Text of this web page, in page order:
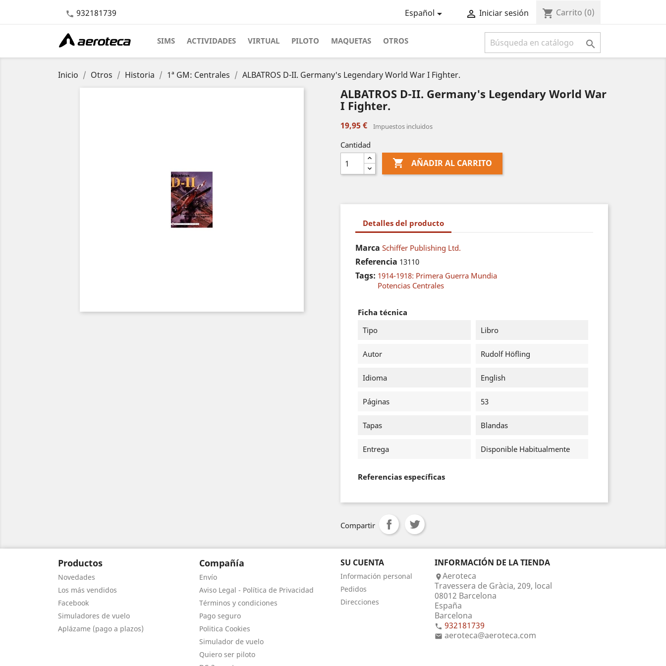
 932181739 Español  Iniciar sesión shopping_cart Carrito (0)
SIMS ACTIVIDADES VIRTUAL PILOTO MAQUETAS OTROS 
Inicio Otros Historia 1ª GM: Centrales ALBATROS D-II. Germany's Legendary World War I Fighter.
ALBATROS D-II. Germany's Legendary World War
I Fighter.
19,95 € Impuestos incluidos
Cantidad
 AÑADIR AL CARRITO
Detalles del producto
Marca Schiffer Publishing Ltd.
Referencia 13110
Tags: 1914-1918: Primera Guerra Mundia
Potencias Centrales
Ficha técnica
Tipo
Libro
Autor Rudolf Höfling
Idioma English
Páginas 53
Tapas Blandas
Entrega Disponible Habitualmente
Referencias específicas
Compartir
Productos
Novedades
Los más vendidos
Facebook
Simuladores de vuelo
Aplázame (pago a plazos)
Compañía
Envío
Aviso Legal - Política de Privacidad
Términos y condiciones
Pago seguro
Politica Cookies
Simulador de vuelo
Quiero ser piloto
SU CUENTA
Información personal
Pedidos
Direcciones
INFORMACIÓN DE LA TIENDA
Aeroteca
Travessera de Gràcia, 209, local
08012 Barcelona
España
Barcelona
 932181739
 aeroteca@aeroteca.com